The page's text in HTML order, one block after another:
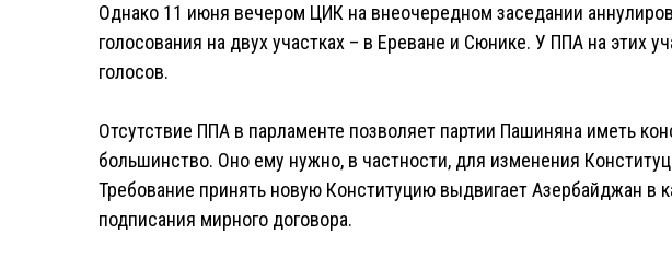
Однако 11 июня вечером ЦИК на внеочередном заседании
голосования на двух участках – в Ереване и Сюнике. У ППА на этих
голосов.
Отсутствие ППА в парламенте позволяет партии Пашиняна иметь
большинство. Оно ему нужно, в частности, для изменения
Требование принять новую Конституцию выдвигает Азербайджан в
подписания мирного договора.